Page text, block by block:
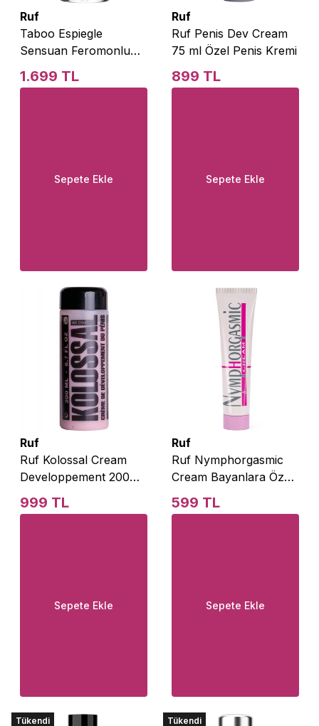
Ruf
Taboo Espiegle
Sensuan Feromonlu
Kadın Parfüm 50 ml
1.699 TL
Sepete Ekle
Ruf
Ruf Penis Dev Cream
75 ml Özel Penis Kremi
899 TL
Sepete Ekle
Ruf
Ruf Kolossal Cream
Developpement 200
999 TL
Sepete Ekle
Ruf
Ruf Nymphorgasmic
Cream Bayanlara Özel
599 TL
Sepete Ekle
Tükendi Tükendi